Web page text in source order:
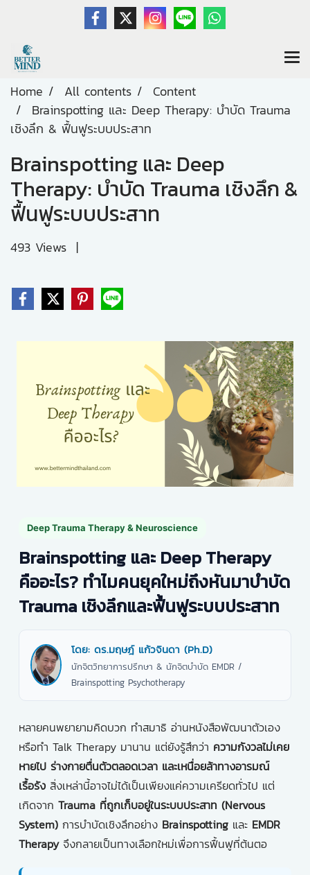
Home All contents
Content
Brainspotting และ Deep Therapy: บำบัด Trauma
เชิงลึก & ฟื้นฟูระบบประสาท
Brainspotting และ Deep
Therapy: บำบัด Trauma เชิงลึก &
ฟื้นฟูระบบประสาท
493 Views |
Deep Trauma Therapy & Neuroscience
Brainspotting และ Deep Therapy
คืออะไร? ทำไมคนยุคใหม่ถึงหันมาบำบัด
Trauma เชิงลึกและฟื้นฟูระบบประสาท
โดย: ดร.มฤษฎ์ แก้วจินดา (Ph.D)
นักจิตวิทยาการปรึกษา & นักจิตบำบัด EMDR /
Brainspotting Psychotherapy
หลายคนพยายามคิดบวก ทำสมาธิ อ่านหนังสือพัฒนาตัวเอง
หรือทำ Talk Therapy มานาน แต่ยังรู้สึกว่า ความกังวลไม่เคย
หายไป ร่างกายตื่นตัวตลอดเวลา และเหนื่อยล้าทางอารมณ์
เรื้อรัง สิ่งเหล่านี้อาจไม่ได้เป็นเพียงแค่ความเครียดทั่วไป แต่
เกิดจาก Trauma ที่ถูกเก็บอยู่ในระบบประสาท (Nervous
System) การบำบัดเชิงลึกอย่าง Brainspotting และ EMDR
Therapyจึงกลายเป็นทางเลือกใหม่เพื่อการฟื้นฟูที่ต้นตอ